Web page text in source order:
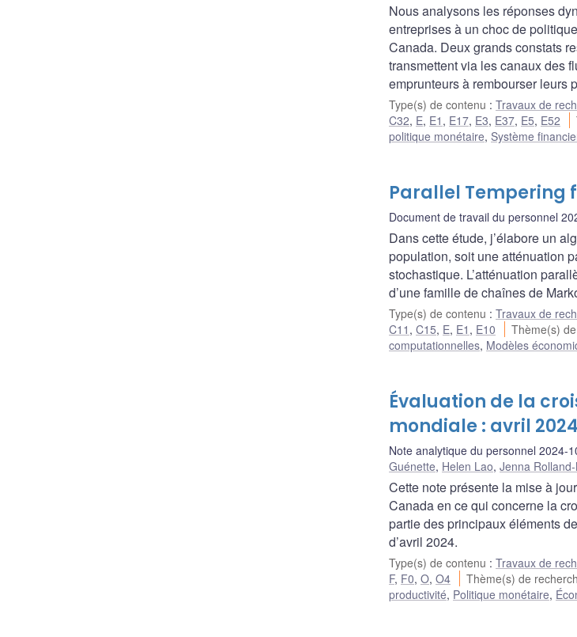
Nous analysons les réponses
entreprises à un choc de
Canada. Deux grands constats
transmettent via les canaux des
emprunteurs à rembourser leurs
Type(s) de contenu : Travaux de
C32, E, E1 , E17, E3, E37, E5, E52
politique monétaire, Système
Parallel Tempering
Document de travail du personnel
Dans cette étude, j’élabore un
population, soit une atténuation
stochastique. L’atténuation
d’une famille de chaînes de
Type(s) de contenu : Travaux de
C11 , C15, E, E1 , E10 Thème(s)
computationnelles, Modèles
Évaluation de la
mondiale : avril 2024
Note analytique du personnel 2024-
Guénette, Helen Lao, Jenna
Cette note présente la mise à
Canada en ce qui concerne la
partie des principaux éléments
d’avril 2024.
Type(s) de contenu : Travaux de
F, F0, O, O4 Thème(s) de
productivité, Politique monétaire,